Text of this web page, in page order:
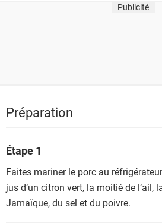
Publicité
Préparation
Étape 1
Faites mariner le porc au
jus d’un citron vert, la moitié de l’ail,
Jamaïque, du sel et du poivre.